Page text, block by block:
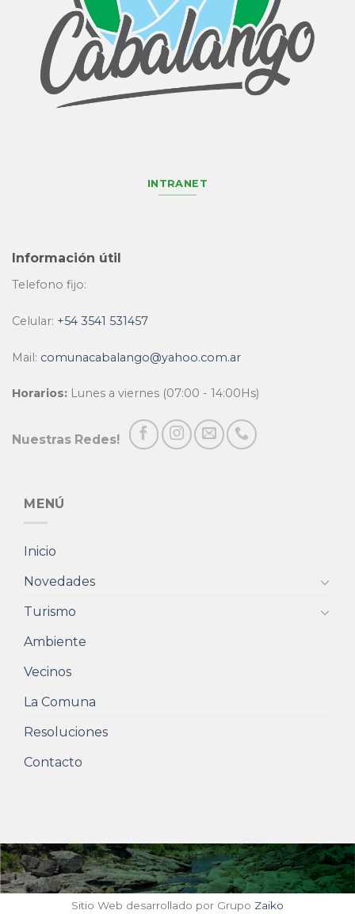
INTRANET
Información útil
Telefono fijo:
Celular: +54 3541 531457
Mail: comunacabalango@yahoo.com.ar
Horarios: Lunes a viernes (07:00 - 14:00Hs)
Nuestras Redes!
MENÚ
Inicio
Novedades
Turismo
Ambiente
Vecinos
La Comuna
Resoluciones
Contacto
Sitio Web desarrollado por Grupo Zaiko